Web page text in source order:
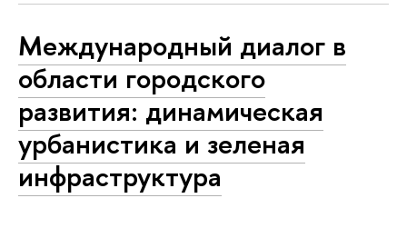
Международный диалог в
области городского
развития: динамическая
урбанистика и зеленая
инфраструктура